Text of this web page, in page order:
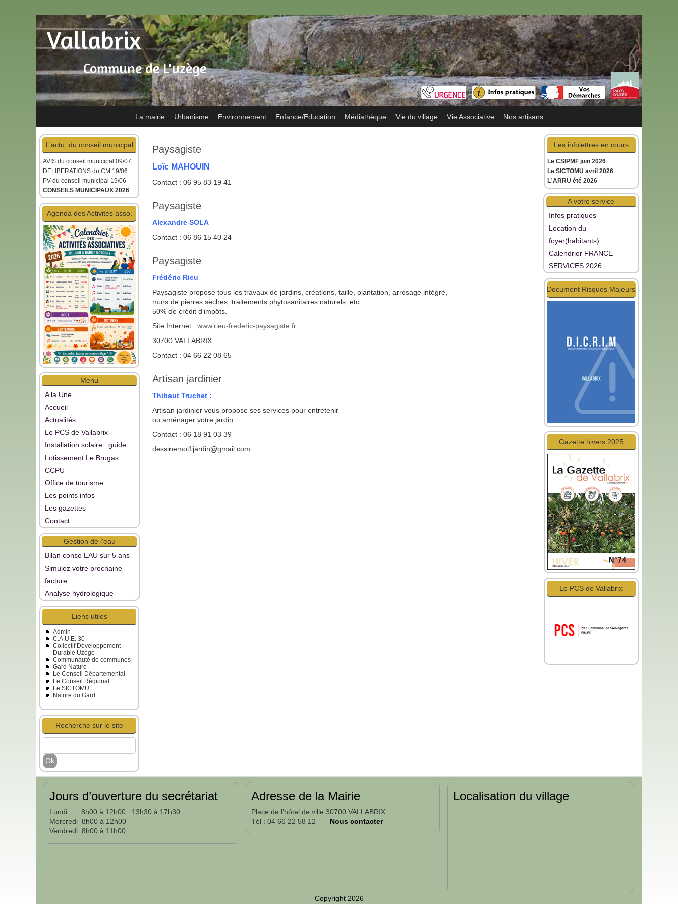
Commune de L'uzège
Vallabrix
La mairie Urbanisme Environnement Enfance/Education Médiathèque Vie du village Vie Associative Nos artisans
L’actu. du conseil municipal
AVIS du conseil municipal 09/07
DELIBERATIONS du CM 19/06
PV du conseil municipal 19/06
CONSEILS MUNICIPAUX 2026
Agenda des Activités asso.
Menu
A la Une
Accueil
Actualités
Le PCS de Vallabrix
Installation solaire : guide
Lotissement Le Brugas
CCPU
Office de tourisme
Les points infos
Les gazettes
Contact
Gestion de l'eau
Bilan conso EAU sur 5 ans
Simulez votre prochaine
facture
Analyse hydrologique
Liens utiles
Admin
C.A.U.E. 30
Collectif Développement
Durable Uzège
Communauté de communes
Gard Nature
Le Conseil Départemental
Le Conseil Régional
Le SICTOMU
Nature du Gard
Recherche sur le site
Paysagiste
Loïc MAHOUIN
Contact : 06 95 83 19 41
Paysagiste
Alexandre SOLA
Contact : 06 86 15 40 24
Paysagiste
Frédéric Rieu
Paysagiste propose tous les travaux de jardins, créations, taille, plantation, arrosage intégré,
murs de pierres sèches, traitements phytosanitaires naturels, etc .
50% de crédit d’impôts.
Site Internet : www.rieu-frederic-paysagiste.fr
30700 VALLABRIX
Contact : 04 66 22 08 65
Artisan jardinier
Thibaut Truchet :
Artisan jardinier vous propose ses services pour entretenir
ou aménager votre jardin.
Contact : 06 18 91 03 39
dessinemoi1jardin@gmail.com
Les infolettres en cours
Le CSIPMF juin 2026
Le SICTOMU avril 2026
L’ ARRU été 2026
A votre service
Infos pratiques
Location du
foyer(habitants)
Calendrier FRANCE
SERVICES 2026
Document Risques Majeurs
Gazette hivers 2025
Le PCS de Vallabrix
Jours d’ouverture du secrétariat
Lundi 8h00 à 12h00 13h30 à 17h30
Mercredi 8h00 à 12h00
Vendredi 8h00 à 11h00
Adresse de la Mairie
Place de l’hôtel de ville 30700 VALLABRIX
Tél : 04 66 22 58 12 Nous contacter
Localisation du village
Copyright 2026